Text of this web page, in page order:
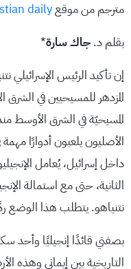
مترجم من موقع
بقلم د. جاك سارة*
إن تأكيد الرئيس الإسرائيلي
المزدهر للمسيحيين في
المسيحيّة في الشرق الأوسط
الأصليون يلعبون أدوارًا
داخل إسرائيل، يُعامل
الثانية، حتى مع استمالة
نتنياهو. يتطلب هذا الوضع
بصفتي قائدًا إنجيليًا وأحد
التاريخية بين إيماني وهذه